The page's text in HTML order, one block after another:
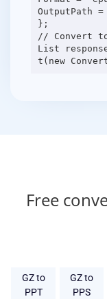
OutputPath
};
// Convert
List
Free
GZ to
PPT
GZ to
PPS